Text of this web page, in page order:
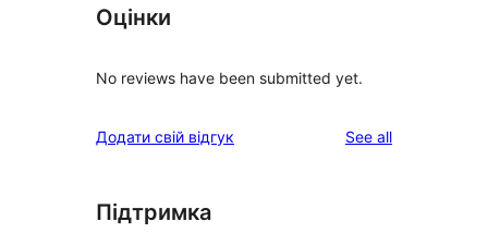
Оцінки
No reviews have been submitted yet.
Додати свій відгук See allreviews
Підтримка